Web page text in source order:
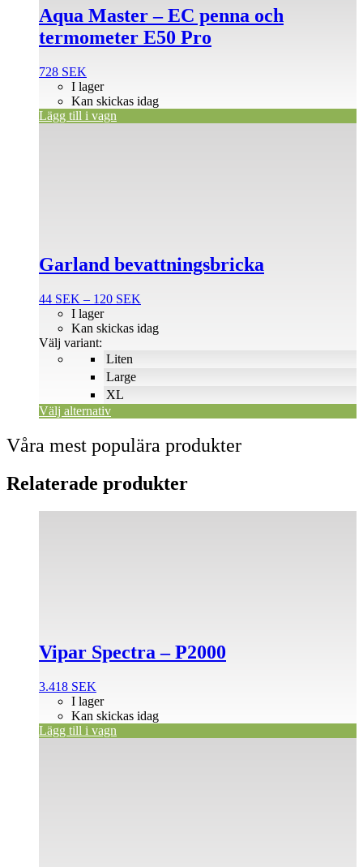
Aqua Master – EC penna och
termometer E50 Pro
728 SEK
I lager
Kan skickas idag
Lägg till i vagn
Garland bevattningsbricka
44 SEK – 120 SEK
till
Liten
Large
XL
I lager
Kan skickas idag
Välj variant:
Välj alternativ
kan
väljas
produktsidan
Våra mest populära produkter
Relaterade produkter
Vipar Spectra – P2000
3.418 SEK
I lager
Kan skickas idag
Lägg till i vagn